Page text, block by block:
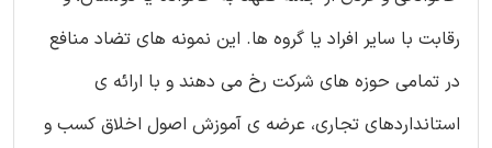
رقابت با سایر افراد یا گروه ها. این نمونه های تضاد منافع
در تمامی حوزه های شرکت رخ می دهند و با ارائه ی
استانداردهای تجاری، عرضه ی آموزش اصول اخلاق کسب و